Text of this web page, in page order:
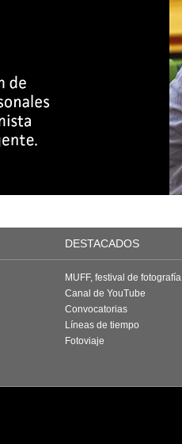
DESTACADOS
MUFF, festival de fotografía
Canal de YouTube
Convocatorias
Líneas de tiempo
Fotoviaje